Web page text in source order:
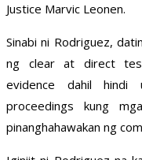
Justice Marvic Leonen.
Sinabi ni Rodriguez,
ng clear at direct
evidence dahil hindi
proceedings kung
pinanghahawakan ng